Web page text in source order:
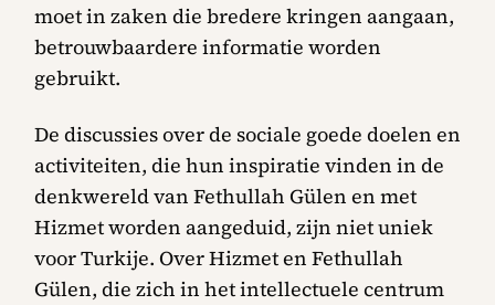
moet in zaken die bredere kringen aangaan,
betrouwbaardere informatie worden
gebruikt.
De discussies over de sociale goede doelen en
activiteiten, die hun inspiratie vinden in de
denkwereld van Fethullah Gülen en met
Hizmet worden aangeduid, zijn niet uniek
voor Turkije. Over Hizmet en Fethullah
Gülen, die zich in het intellectuele centrum